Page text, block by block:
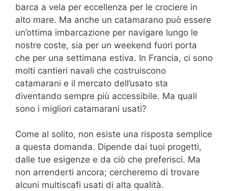
barca a vela per eccellenza per le crociere in
alto mare. Ma anche un catamarano può essere
un’ottima imbarcazione per navigare lungo le
nostre coste, sia per un weekend fuori porta
che per una settimana estiva. In Francia, ci sono
molti cantieri navali che costruiscono
catamarani e il mercato dell’usato sta
diventando sempre più accessibile. Ma quali
sono i migliori catamarani usati?
Come al solito, non esiste una risposta semplice
a questa domanda. Dipende dai tuoi progetti,
dalle tue esigenze e da ciò che preferisci. Ma
non arrenderti ancora; cercheremo di trovare
alcuni multiscafi usati di alta qualità.